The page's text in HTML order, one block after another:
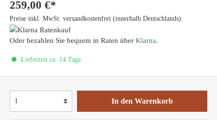
259,00 €*
Preise inkl. MwSt. versandkostenfrei (innerhalb Deutschlands)
Oder bezahlen Sie bequem in Raten über Klarna.
Lieferzeit ca. 14 Tage
In den Warenkorb